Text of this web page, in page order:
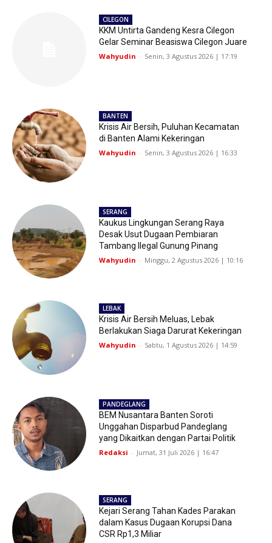
CILEGON
KKM Untirta Gandeng Kesra Cilegon
Gelar Seminar Beasiswa Cilegon Juare
Wahyudin - Senin, 3 Agustus 2026 | 17:19
BANTEN
Krisis Air Bersih, Puluhan Kecamatan
di Banten Alami Kekeringan
Wahyudin - Senin, 3 Agustus 2026 | 16:33
SERANG
Kaukus Lingkungan Serang Raya
Desak Usut Dugaan Pembiaran
Tambang Ilegal Gunung Pinang
Wahyudin - Minggu, 2 Agustus 2026 | 10:16
LEBAK
Krisis Air Bersih Meluas, Lebak
Berlakukan Siaga Darurat Kekeringan
Wahyudin - Sabtu, 1 Agustus 2026 | 14:59
PANDEGLANG
BEM Nusantara Banten Soroti
Unggahan Disparbud Pandeglang
yang Dikaitkan dengan Partai Politik
Redaksi - Jumat, 31 Juli 2026 | 16:47
SERANG
Kejari Serang Tahan Kades Parakan
dalam Kasus Dugaan Korupsi Dana
CSR Rp1,3 Miliar